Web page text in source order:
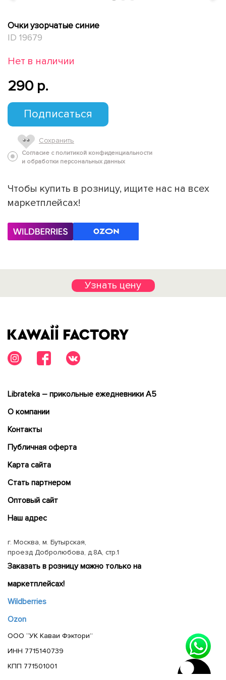
Очки узорчатые синие
ID 19679
Нет в наличии
290 p.
Подписаться
Сохранить
Согласие с политикой конфиденциальности
и обработки персональных данных
Чтобы купить в розницу, ищите нас на всех
маркетплейсах!
Узнать цену
Librateka – прикольные ежедневники А5
О компании
Контакты
Публичная оферта
Карта сайта
Cтать партнером
Оптовый сайт
Наш адрес
г. Москва, м. Бутырская,
проезд Добролюбова, д.8А, стр.1
Заказать в розницу можно только на
маркетплейсах!
Wildberries
Ozon
ООО “УК Каваи Фэктори”
ИНН 7715140739
КПП 771501001